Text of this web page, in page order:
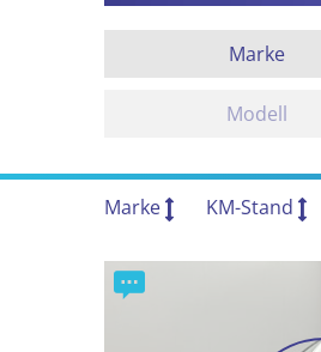
Marke
Modell
Marke KM-Stand